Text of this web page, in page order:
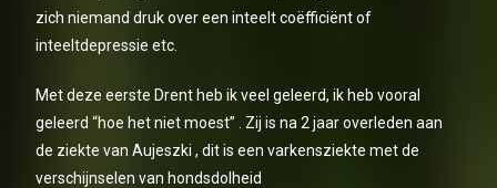
zich niemand druk over een inteelt coëfficiënt of
inteeltdepressie etc.
Met deze eerste Drent heb ik veel geleerd, ik heb vooral
geleerd “hoe het niet moest” . Zij is na 2 jaar overleden aan
de ziekte van Aujeszki , dit is een varkensziekte met de
verschijnselen van hondsdolheid